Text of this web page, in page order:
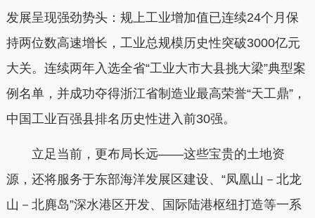
发展呈现强劲势头：规上工业增加值已连续24个月保
持两位数高速增长，工业总规模历史性突破3000亿元
大关。连续两年入选全省“工业大市大县挑大梁”典型案
例名单，并成功夺得浙江省制造业最高荣誉“天工鼎”，
中国工业百强县排名历史性进入前30强。
立足当前，更布局长远——这些宝贵的土地资
源，还将服务于东部海洋发展区建设、“凤凰山－北龙
山－北麂岛”深水港区开发、国际陆港枢纽打造等一系